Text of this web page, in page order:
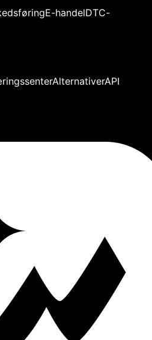
E-handelDTC-
AlternativerAPI